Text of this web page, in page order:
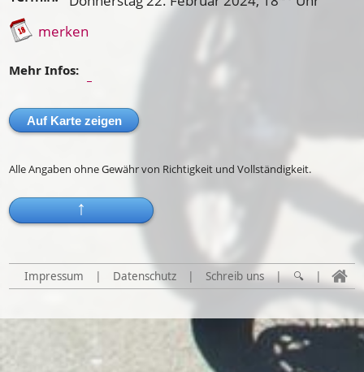
merken
Mehr Infos:
Auf Karte zeigen
Alle Angaben ohne Gewähr von Richtigkeit und Vollständigkeit.
↑
Impressum | Datenschutz | Schreib uns | 🔍 |